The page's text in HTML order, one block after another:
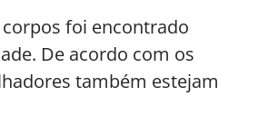
foi encontrado
De acordo com os
também estejam